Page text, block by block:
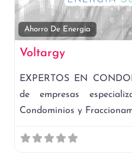
Ahorro De Energía
Voltargy
EXPERTOS EN
de empresas
Condominios y